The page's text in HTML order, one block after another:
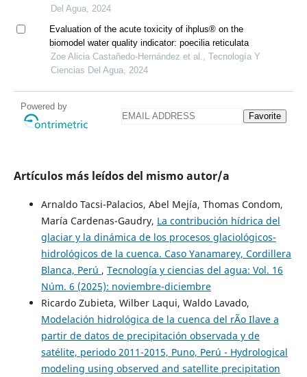
Del Agua, 2024
Evaluation of the acute toxicity of ihplus® on the
biomodel water quality indicator: poecilia reticulata
Zoe Alicia Castañedo-Hernández et al., Tecnología Y
Ciencias Del Agua, 2024
Powered by
Favorite
Artículos más leídos del mismo autor/a
Arnaldo Tacsi-Palacios, Abel Mejía, Thomas Condom,
María Cardenas-Gaudry, La contribución hídrica del
glaciar y la dinámica de los procesos glaciológicos-
hidrológicos de la cuenca. Caso Yanamarey, Cordillera
Blanca, Perú , Tecnología y ciencias del agua: Vol. 16
Núm. 6 (2025): noviembre-diciembre
Ricardo Zubieta, Wilber Laqui, Waldo Lavado,
Modelación hidrológica de la cuenca del rÃ­o Ilave a
partir de datos de precipitación observada y de
satélite, periodo 2011-2015, Puno, Perú - Hydrological
modeling using observed and satellite precipitation